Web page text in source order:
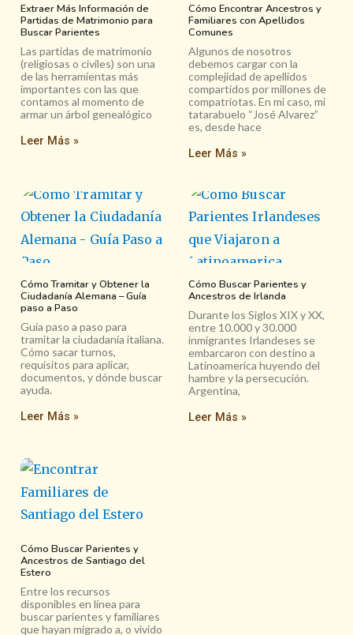
Extraer Más Información de
Partidas de Matrimonio para
Buscar Parientes
Las partidas de matrimonio
(religiosas o civiles) son una
de las herramientas más
importantes con las que
contamos al momento de
armar un árbol genealógico
Leer Más »
Cómo Encontrar Ancestros y
Familiares con Apellidos
Comunes
Algunos de nosotros
debemos cargar con la
complejidad de apellidos
compartidos por millones de
compatriotas. En mi caso, mi
tatarabuelo “José Alvarez”
es, desde hace
Leer Más »
Cómo Tramitar y Obtener la
Ciudadanía Alemana – Guía
paso a Paso
Guía paso a paso para
tramitar la ciudadanía italiana.
Cómo sacar turnos,
requisitos para aplicar,
documentos, y dónde buscar
ayuda.
Leer Más »
Cómo Buscar Parientes y
Ancestros de Irlanda
Durante los Siglos XIX y XX,
entre 10.000 y 30.000
inmigrantes Irlandeses se
embarcaron con destino a
Latinoamerica huyendo del
hambre y la persecución.
Argentina,
Leer Más »
Cómo Buscar Parientes y
Ancestros de Santiago del
Estero
Entre los recursos
disponibles en línea para
buscar parientes y familiares
que hayan migrado a, o vivido